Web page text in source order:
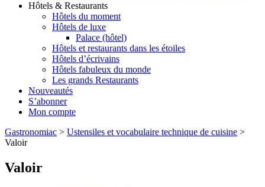
Hôtels & Restaurants
Hôtels du moment
Hôtels de luxe
Palace (hôtel)
Hôtels et restaurants dans les étoiles
Hôtels d’écrivains
Hôtels fabuleux du monde
Les grands Restaurants
Nouveautés
S’abonner
Mon compte
Gastronomiac > Ustensiles et vocabulaire technique de cuisine >
Valoir
Valoir